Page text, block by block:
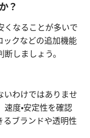
？
くなることが多いで
ックなどの追加機能
しましょう。
いわけではありませ
度・安定性を確認
るブランドや透明性